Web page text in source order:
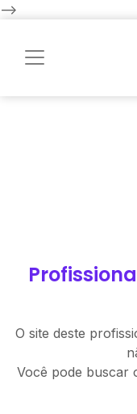
-->
O site deste
Você pode buscar